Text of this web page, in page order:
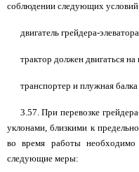
соблюдении следующих
двигатель грейдера-
трактор должен двигаться
транспортер и плужная
3.57. При перевозке
уклонами, близкими к
во время работы необходимо
следующие меры: